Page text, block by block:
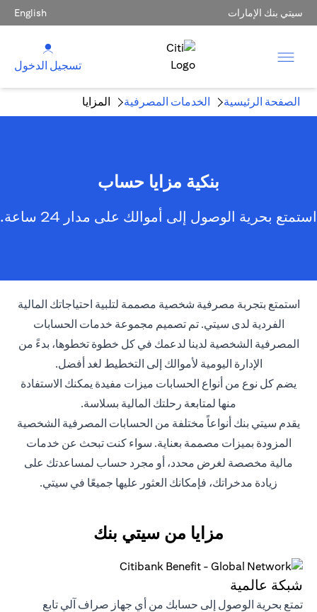
سيتي بنك الإمارات English
تسجيل الدخول
الصفحة الرئيسية الخدمات المصرفية المزايا
بنكية مزايا حساب
استمتع بحرية الوصول إلى أموالك على مدار 24 ساعة.
استمتع بتجربة مصرفية شخصية مصممة لتلبية احتياجاتك المالية
الفردية لدى سيتي. تم تصميم مجموعة خدمات الحسابات
المصرفية الشخصية لدينا لدعمك في كل خطوة تخطوها، بدءً من
الإدارة اليومية لأموالك إلى التخطيط لغد أفضل.
يضم كل نوع من أنواع الحسابات ميزات مفيدة يمكنك الاستفادة
منها لمتابعة رحلتك المالية بسلاسة.
يقدم سيتي بنك أنواعاً مختلفة من الحسابات المصرفية الشخصية
المزودة بميزات مصممة بعناية. سواء كنت تبحث عن خدمات
مالية مخصصة لغرض محدد، أو مجرد حساب لمساعدتك على
زيادة مدخراتك، فإمكانك العثور عليها جميعًا في سيتي.
مزايا من سيتي بنك
شبكة عالمية
تمتع بحرية الوصول إلى حسابك من أي جهاز صراف آلي تابع